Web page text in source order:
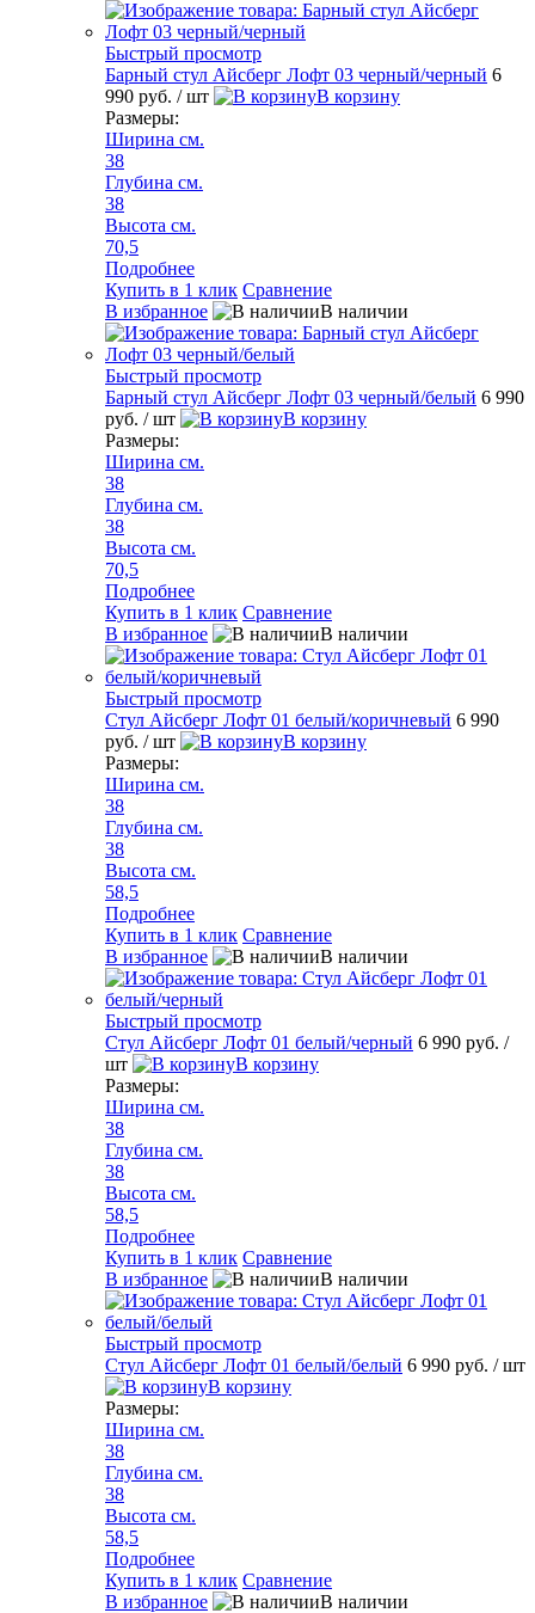
Быстрый просмотр
Барный стул Айсберг Лофт 03 черный/черный 6
990 руб. / шт
В корзину
Размеры:
Ширина см.
38
Глубина см.
38
Высота см.
70,5
Подробнее
Купить в 1 клик Сравнение
В избранное
В наличии
Быстрый просмотр
Барный стул Айсберг Лофт 03 черный/белый 6 990
руб. / шт
В корзину
Размеры:
Ширина см.
38
Глубина см.
38
Высота см.
70,5
Подробнее
Купить в 1 клик Сравнение
В избранное
В наличии
Быстрый просмотр
Стул Айсберг Лофт 01 белый/коричневый 6 990
руб. / шт
В корзину
Размеры:
Ширина см.
38
Глубина см.
38
Высота см.
58,5
Подробнее
Купить в 1 клик Сравнение
В избранное
В наличии
Быстрый просмотр
Стул Айсберг Лофт 01 белый/черный 6 990 руб. /
шт
В корзину
Размеры:
Ширина см.
38
Глубина см.
38
Высота см.
58,5
Подробнее
Купить в 1 клик Сравнение
В избранное
В наличии
Быстрый просмотр
Стул Айсберг Лофт 01 белый/белый 6 990 руб. / шт
В корзину
Размеры:
Ширина см.
38
Глубина см.
38
Высота см.
58,5
Подробнее
Купить в 1 клик Сравнение
В избранное
В наличии